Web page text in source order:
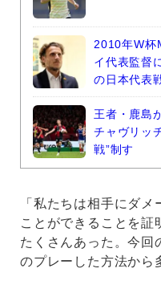
2010年W杯
イ代表監督
の日本代表
王者・鹿島
チャヴリッ
戦”制す
「私たちは相手にダ
ことができることを証
たくさんあった。今回
のプレーした方法から